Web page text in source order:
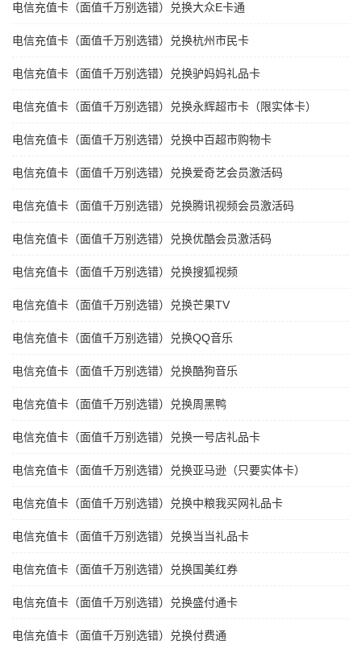
电信充值卡（面值千万别选错）兑换大众E卡通
电信充值卡（面值千万别选错）兑换杭州市民卡
电信充值卡（面值千万别选错）兑换驴妈妈礼品卡
电信充值卡（面值千万别选错）兑换永辉超市卡（限实体卡）
电信充值卡（面值千万别选错）兑换中百超市购物卡
电信充值卡（面值千万别选错）兑换爱奇艺会员激活码
电信充值卡（面值千万别选错）兑换腾讯视频会员激活码
电信充值卡（面值千万别选错）兑换优酷会员激活码
电信充值卡（面值千万别选错）兑换搜狐视频
电信充值卡（面值千万别选错）兑换芒果TV
电信充值卡（面值千万别选错）兑换QQ音乐
电信充值卡（面值千万别选错）兑换酷狗音乐
电信充值卡（面值千万别选错）兑换周黑鸭
电信充值卡（面值千万别选错）兑换一号店礼品卡
电信充值卡（面值千万别选错）兑换亚马逊（只要实体卡）
电信充值卡（面值千万别选错）兑换中粮我买网礼品卡
电信充值卡（面值千万别选错）兑换当当礼品卡
电信充值卡（面值千万别选错）兑换国美红券
电信充值卡（面值千万别选错）兑换盛付通卡
电信充值卡（面值千万别选错）兑换付费通